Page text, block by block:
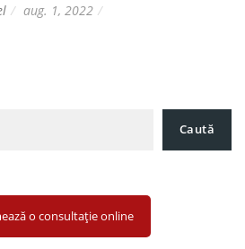
aug. 1, 2022
Caută
o consultație online